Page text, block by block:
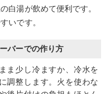
白湯が飲めて便利です。
いです。
バーでの作り方
ま少し冷ますか、冷水を
調整します。火を使わな